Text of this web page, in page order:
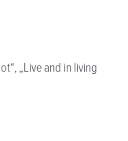
„Live and in living